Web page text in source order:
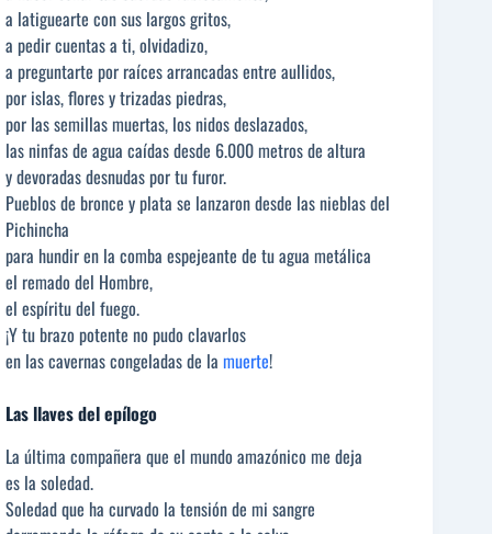
a latiguearte con sus largos gritos,
a pedir cuentas a ti, olvidadizo,
a preguntarte por raíces arrancadas entre aullidos,
por islas, flores y trizadas piedras,
por las semillas muertas, los nidos deslazados,
las ninfas de agua caídas desde 6.000 metros de altura
y devoradas desnudas por tu furor.
Pueblos de bronce y plata se lanzaron desde las nieblas del
Pichincha
para hundir en la comba espejeante de tu agua metálica
el remado del Hombre,
el espíritu del fuego.
¡Y tu brazo potente no pudo clavarlos
en las cavernas congeladas de la muerte!
Las llaves del epílogo
La última compañera que el mundo amazónico me deja
es la soledad.
Soledad que ha curvado la tensión de mi sangre